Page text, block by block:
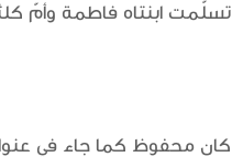
تسلّمت ابنتاه فاطمة وأمّ
كان محفوظ كما جاء في